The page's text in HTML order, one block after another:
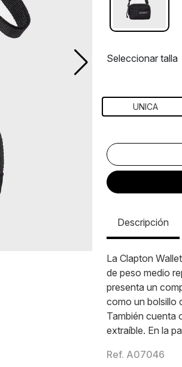
Seleccionar talla
UNICA
Descripción
La Clapton
de peso medio
presenta un
como un bolsillo
También cuenta
extraíble. En la
Ref. A07046